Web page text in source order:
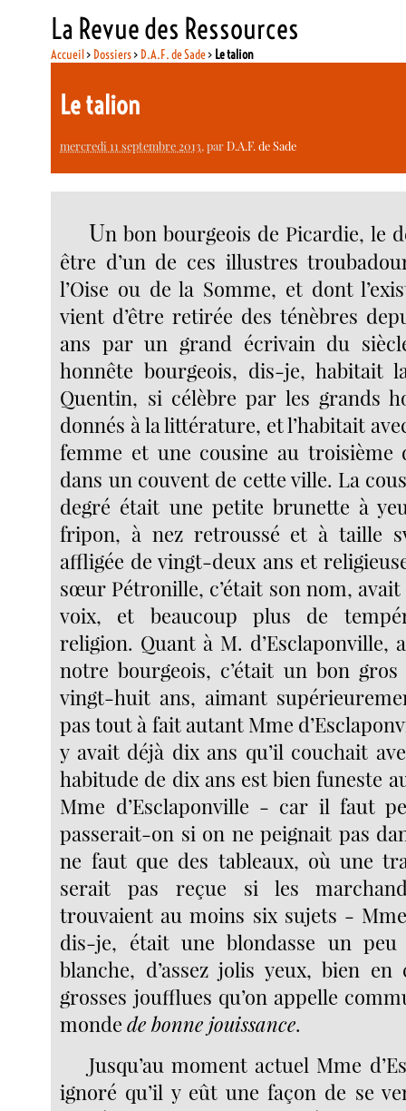
La Revue des Ressources
Accueil> Dossiers> D.A.F. de Sade> Le talion
Le talion
mercredi 11 septembre 2013, parD.A.F. de Sade
Un bon bourgeois de Picardie, le
être d’un de ces illustres
l’Oise ou de la Somme, et dont
vient d’être retirée des ténèbres
ans par un grand écrivain du
honnête bourgeois, dis-je, habitait
Quentin, si célèbre par les grands
donnés à la littérature, et l’habitait
femme et une cousine au troisième
dans un couvent de cette ville. La
degré était une petite brunette à
fripon, à nez retroussé et à taille
affligée de vingt-deux ans et
sœur Pétronille, c’était son nom,
voix, et beaucoup plus de
religion. Quant à M. d’Esclaponville,
notre bourgeois, c’était un bon gros
vingt-huit ans, aimant
pas tout à fait autant Mme
y avait déjà dix ans qu’il couchait
habitude de dix ans est bien funeste
Mme d’Esclaponville - car il faut
passerait-on si on ne peignait pas
ne faut que des tableaux, où une
serait pas reçue si les
trouvaient au moins six sujets - Mme
dis-je, était une blondasse un
blanche, d’assez jolis yeux, bien
grosses joufflues qu’on appelle
mondede bonne jouissance.
Jusqu’au moment actuel Mme
ignoré qu’il y eût une façon de se